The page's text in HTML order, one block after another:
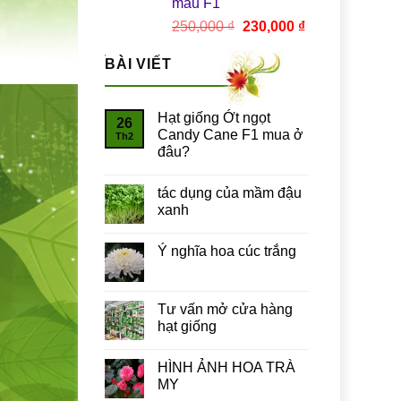
250,000₫ Giá
là:
250,000 ₫.
230,000 ₫Giá
BÀI VIẾT
26
Th2
Hạt giống Ớt ngọt
Candy Cane F1 mua ở
đâu?
tác dụng của mầm đậu
xanh
Ý nghĩa hoa cúc trắng
Tư vấn mở cửa hàng
hạt giống
HÌNH ẢNH HOA TRÀ
MY